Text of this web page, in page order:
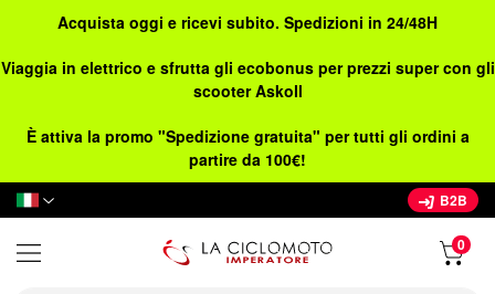
Acquista oggi e ricevi subito. Spedizioni in 24/48H
Viaggia in elettrico e sfrutta gli ecobonus per prezzi super con gli
scooter Askoll
È attiva la promo "Spedizione gratuita" per tutti gli ordini a
partire da 100€!
Lingua
B2B